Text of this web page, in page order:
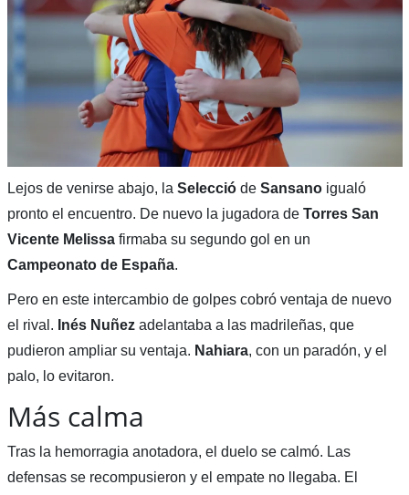
Lejos de venirse abajo, la Seleccióde Sansanoigualó
pronto el encuentro. De nuevo la jugadora de Torres San
Vicente Melissafirmaba su segundo gol en un
Campeonato de España.
Pero en este intercambio de golpes cobró ventaja de nuevo
el rival. Inés Nuñezadelantaba a las madrileñas, que
pudieron ampliar su ventaja. Nahiara, con un paradón, y el
palo, lo evitaron.
Más calma
Tras la hemorragia anotadora, el duelo se calmó. Las
defensas se recompusieron y el empate no llegaba. El